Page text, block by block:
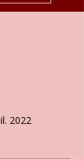
2022